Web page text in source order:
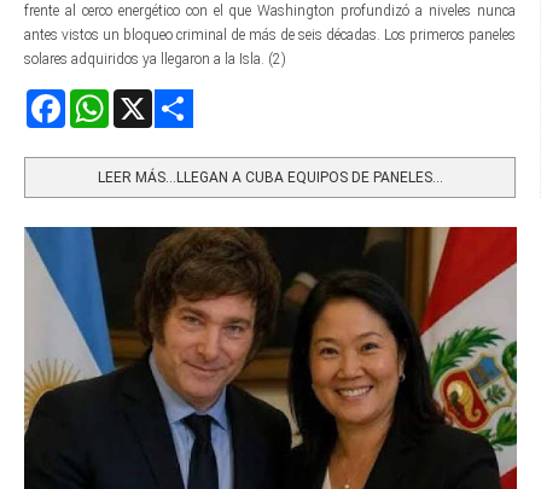
frente al cerco energético con el que Washington profundizó a niveles nunca
antes vistos un bloqueo criminal de más de seis décadas. Los primeros paneles
solares adquiridos ya llegaron a la Isla. (2)
FacebookWhatsApp
LEER MÁS…LLEGAN A CUBA EQUIPOS DE PANELES...